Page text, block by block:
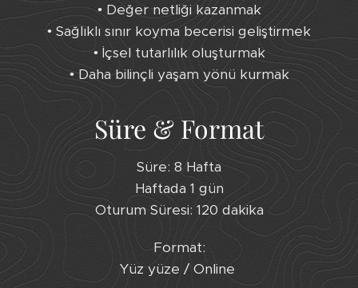
• Değer netliği kazanmak
• Sağlıklı sınır koyma becerisi geliştirmek
• İçsel tutarlılık oluşturmak
• Daha bilinçli yaşam yönü kurmak
Süre & Format
Süre: 8 Hafta
Haftada 1 gün
Oturum Süresi: 120 dakika
Format:
Yüz yüze / Online